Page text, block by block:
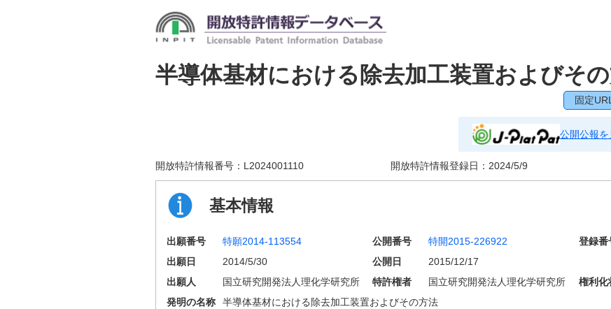
半導体基材における除去加工装置およびそ
固定
公開公報を
開放特許情報番号： L2024001110 開放特許情報登録日： 2024/5/9
基本情報
出願番号 特願2014-113554 公開番号 特開2015-226922 登録番
出願日
2014/5/30 公開日
2015/12/17
出願人
国立研究開発法人理化学研究所 特許権者 国立研究開発法人理化学研究所 権利化
発明の名称
半導体基材における除去加工装置およびその方法